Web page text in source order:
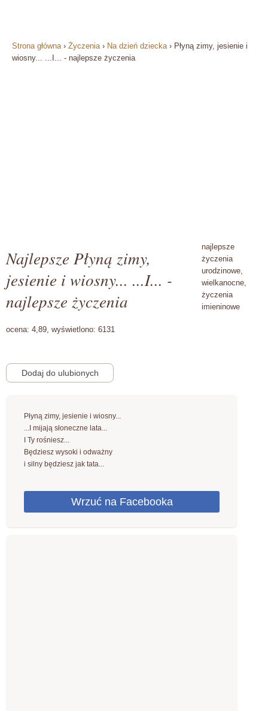
Strona główna › Życzenia › Na dzień dziecka › Płyną zimy, jesienie i
wiosny... ...I... - najlepsze życzenia
Najlepsze Płyną zimy,
jesienie i wiosny... ...I... -
najlepsze życzenia
ocena: 4,89, wyświetlono: 6131
Płyną zimy, jesienie i wiosny...
...I mijają słoneczne lata...
I Ty rośniesz...
Będziesz wysoki i odważny
i silny będziesz jak tata...
najlepsze
życzenia
urodzinowe,
wielkanocne,
życzenia
imieninowe